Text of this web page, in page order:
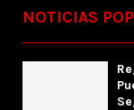
NOTICIAS